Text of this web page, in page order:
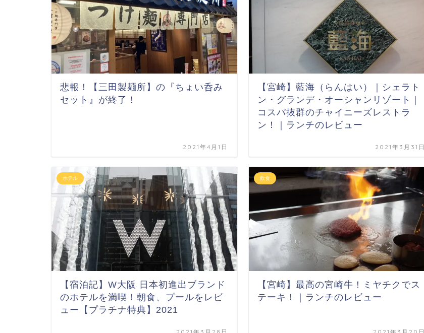
悲報！【三田製麺所】の『ちょい呑み
セット』が終了！
2021年4月1日
【宮崎】藍海（らんはい）｜シェラト
ン・グランデ・オーシャンリゾート｜
コスパ抜群のチャイニーズレストラ
ン！｜ランチのレビュー
2021年3月31日
ホテル
【宿泊記】W大阪 日本初進出ブランド
のホテルを満喫！朝食、プールをレビ
ュー【プラチナ特典】2021
飲食
【宮崎】最高の宮崎牛！ミヤチクでス
テーキ！｜ランチのレビュー